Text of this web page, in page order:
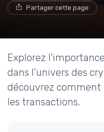
Partager cette page
Explorez
dans l'univers des
découvrez
les transactions.